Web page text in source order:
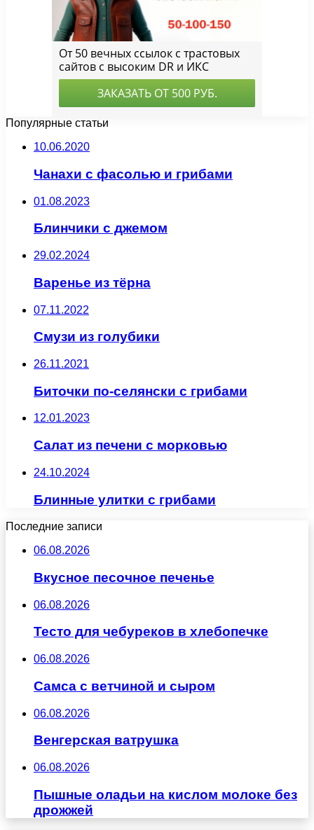
Популярные статьи
10.06.2020
Чанахи с фасолью и грибами
01.08.2023
Блинчики с джемом
29.02.2024
Варенье из тёрна
07.11.2022
Смузи из голубики
26.11.2021
Биточки по-селянски с грибами
12.01.2023
Салат из печени с морковью
24.10.2024
Блинные улитки с грибами
Последние записи
06.08.2026
Вкусное песочное печенье
06.08.2026
Тесто для чебуреков в хлебопечке
06.08.2026
Самса с ветчиной и сыром
06.08.2026
Венгерская ватрушка
06.08.2026
Пышные оладьи на кислом молоке без
дрожжей